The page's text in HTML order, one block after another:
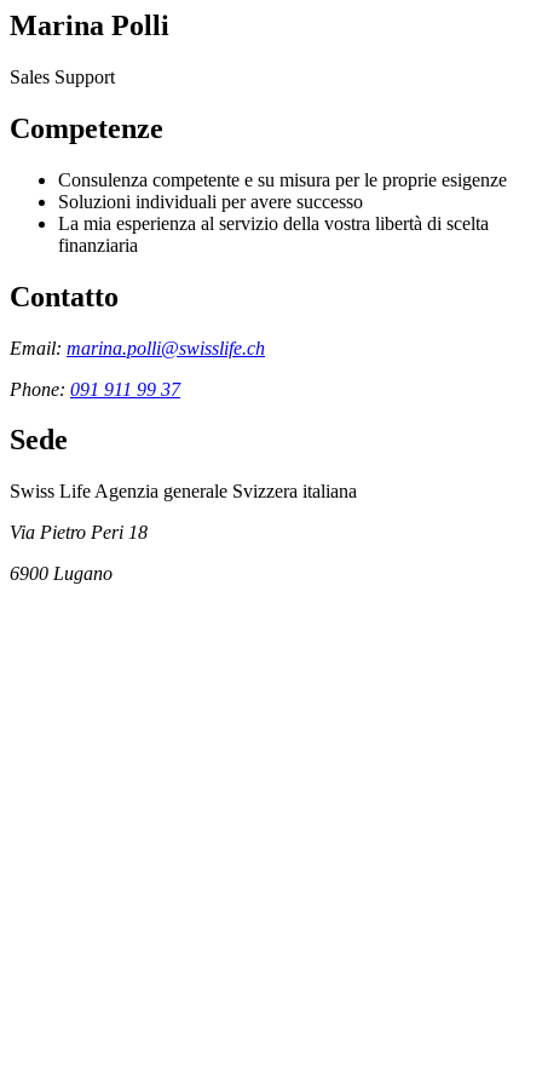
Marina Polli
Sales Support
Competenze
Consulenza competente e su misura per le proprie esigenze
Soluzioni individuali per avere successo
La mia esperienza al servizio della vostra libertà di scelta
finanziaria
Contatto
Email: marina.polli@swisslife.ch
Phone: 091 911 99 37
Sede
Swiss Life Agenzia generale Svizzera italiana
Via Pietro Peri 18
6900 Lugano